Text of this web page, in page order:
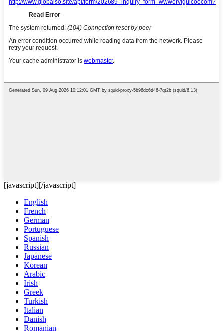
[javascript][/javascript]
English
French
German
Portuguese
Spanish
Russian
Japanese
Korean
Arabic
Irish
Greek
Turkish
Italian
Danish
Romanian